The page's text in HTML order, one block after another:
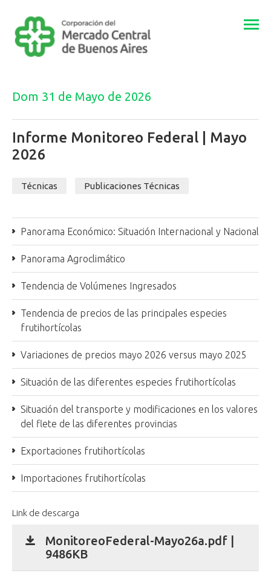
Dom 31 de Mayo de 2026
Informe Monitoreo Federal | Mayo
2026
Técnicas Publicaciones Técnicas
Panorama Económico: Situación Internacional y Nacional
Panorama Agroclimático
Tendencia de Volúmenes Ingresados
Tendencia de precios de las principales especies
frutihortícolas
Variaciones de precios mayo 2026 versus mayo 2025
Situación de las diferentes especies frutihortícolas
Situación del transporte y modificaciones en los valores
del flete de las diferentes provincias
Exportaciones frutihortícolas
Importaciones frutihortícolas
Link de descarga
MonitoreoFederal-Mayo26a.pdf |
9486KB